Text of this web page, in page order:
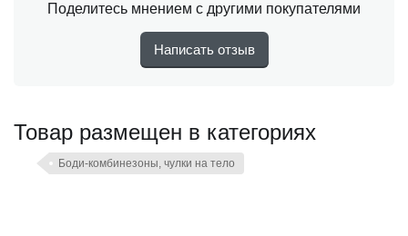
Поделитесь мнением с другими покупателями
Написать отзыв
Товар размещен в категориях
Боди-комбинезоны, чулки на тело